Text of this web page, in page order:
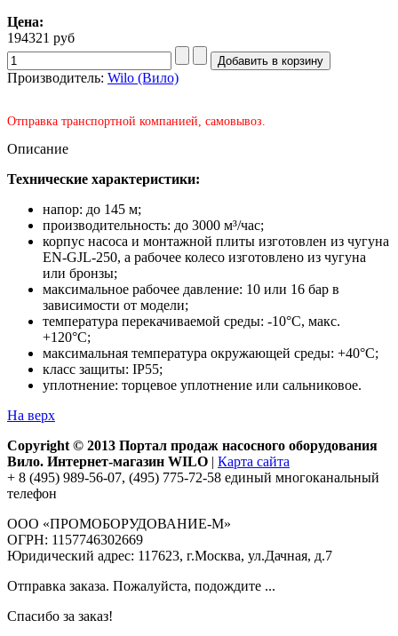
Цена:
194321 руб
Производитель: Wilo (Вило)
Отправка транспортной компанией, самовывоз.
Описание
Технические характеристики:
напор: до 145 м;
производительность: до 3000 м³/час;
корпус насоса и монтажной плиты изготовлен из чугуна
EN-GJL-250, а рабочее колесо изготовлено из чугуна
или бронзы;
максимальное рабочее давление: 10 или 16 бар в
зависимости от модели;
температура перекачиваемой среды: -10°С, макс.
+120°С;
максимальная температура окружающей среды: +40°С;
класс защиты: IP55;
уплотнение: торцевое уплотнение или сальниковое.
На верх
Copyright © 2013 Портал продаж насосного оборудования
Вило. Интернет-магазин WILO | Карта сайта
+ 8 (495) 989-56-07, (495) 775-72-58 единый многоканальный
телефон
ООО «ПРОМОБОРУДОВАНИЕ-М»
ОГРН: 1157746302669
Юридический адрес: 117623, г.Москва, ул.Дачная, д.7
Отправка заказа. Пожалуйста, подождите ...
Спасибо за заказ!